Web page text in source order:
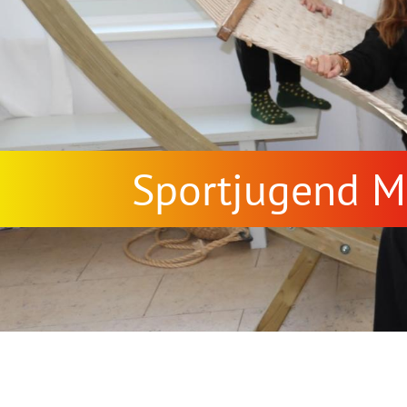
Sportjugend